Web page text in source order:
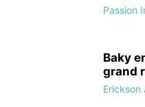
Passion
Baky
grand
Erickson